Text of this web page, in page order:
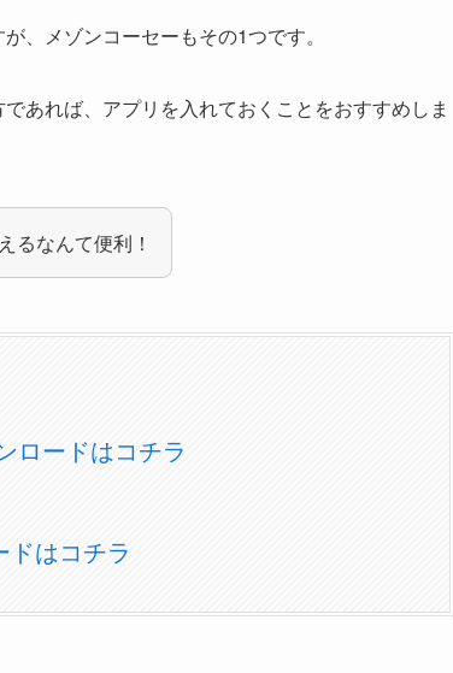
、メゾンコーセーもその1つです。
あれば、アプリを入れておくことをおすすめしま
るなんて便利！
ロードはコチラ
ドはコチラ